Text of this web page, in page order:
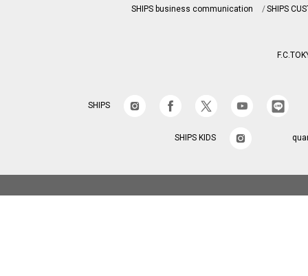
SHIPS business communication SHIPS
SHIPS
SHIPS KIDS